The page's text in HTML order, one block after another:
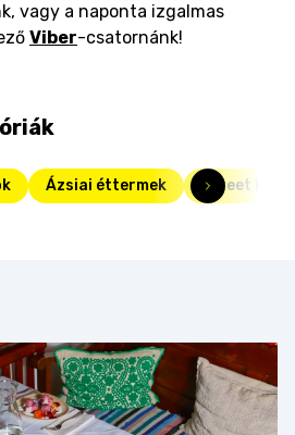
vagy a naponta izgalmas
Viber-csatornánk!
Ázsiai éttermek Street